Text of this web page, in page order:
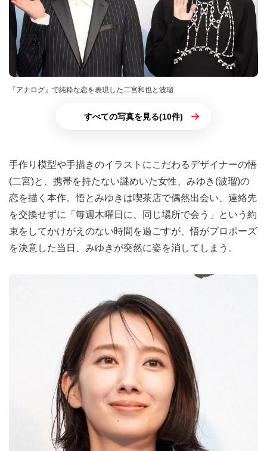
『アナログ』で純粋な恋を表現した二宮和也と波瑠
すべての写真を見る(10件)
手作り模型や手描きのイラストにこだわるデザイナーの悟
(二宮)と、携帯を持たない謎めいた女性、みゆき(波瑠)の
恋を描く本作。悟とみゆきは喫茶店で偶然出会い、連絡先
を交換せずに「毎週木曜日に、同じ場所で会う」という約
束をしてかけがえのない時間を過ごすが、悟がプロポーズ
を決意した当日、みゆきが突然に姿を消してしまう。